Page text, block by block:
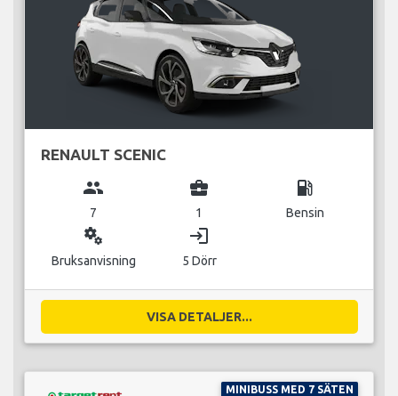
RENAULT SCENIC
group
7
business_center
1
local_gas_station
Bensin
miscellaneous_services
Bruksanvisning
login
5 Dörr
VISA DETALJER...
MINIBUSS MED 7 SÄTEN